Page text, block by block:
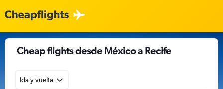
Cheap flights desde México a Recife
Ida y vuelta